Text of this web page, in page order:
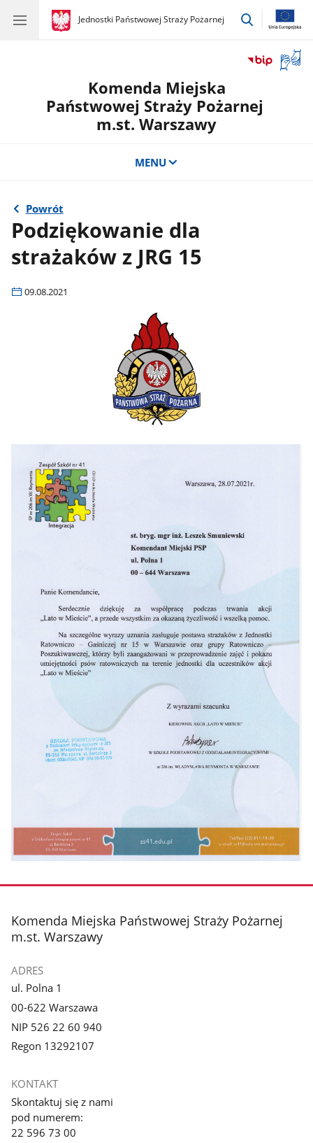
gov.pl
Jednostki Państwowej Straży Pożarnej
gov.pl
Jednostki
przejdź
okno
Komenda Miejska
Państwowej Straży Pożarnej
m.st. Warszawy
MENU
Powrót
Podziękowanie dla
strażaków z JRG 15
09.08.2021
stopka
Komenda Miejska Państwowej Straży Pożarnej
m.st. Warszawy
ADRES
ul. Polna 1
00-622 Warszawa
NIP 526 22 60 940
Regon 13292107
KONTAKT
Skontaktuj się z nami
pod numerem:
22 596 73 00